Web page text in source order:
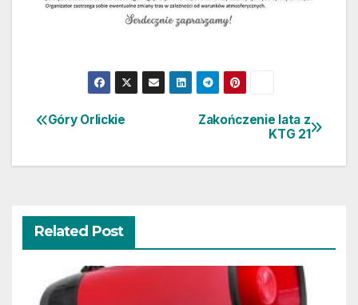
Nawigacja
wpisu
Zakończenie lata z
KTG 21
Góry Orlickie
Related Post